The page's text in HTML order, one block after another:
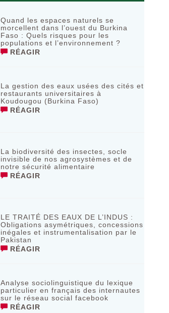
Quand les espaces naturels se
morcellent dans l’ouest du Burkina
Faso : Quels risques pour les
populations et l’environnement ?
RÉAGIR
La gestion des eaux usées des cités et
restaurants universitaires à
Koudougou (Burkina Faso)
RÉAGIR
La biodiversité des insectes, socle
invisible de nos agrosystèmes et de
notre sécurité alimentaire
RÉAGIR
LE TRAITÉ DES EAUX DE L’INDUS :
Obligations asymétriques, concessions
inégales et instrumentalisation par le
Pakistan
RÉAGIR
Analyse sociolinguistique du lexique
particulier en français des internautes
sur le réseau social facebook
RÉAGIR